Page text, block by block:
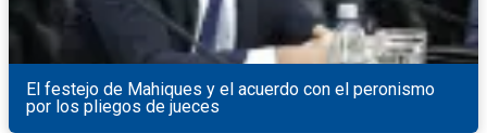
El festejo de Mahiques y el acuerdo con el peronismo
por los pliegos de jueces